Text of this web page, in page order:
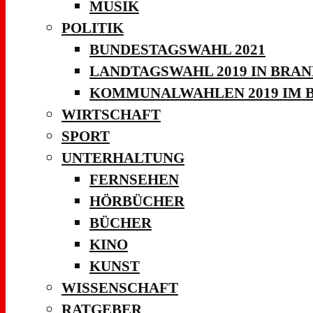
MUSIK
POLITIK
BUNDESTAGSWAHL 2021
LANDTAGSWAHL 2019 IN
KOMMUNALWAHLEN 2019 IM
WIRTSCHAFT
SPORT
UNTERHALTUNG
FERNSEHEN
HÖRBÜCHER
BÜCHER
KINO
KUNST
WISSENSCHAFT
RATGEBER